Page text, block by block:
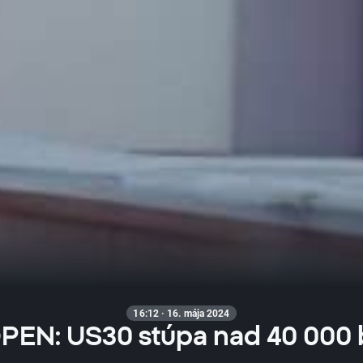
16:12 · 16. mája 2024
US30 stúpa nad 40